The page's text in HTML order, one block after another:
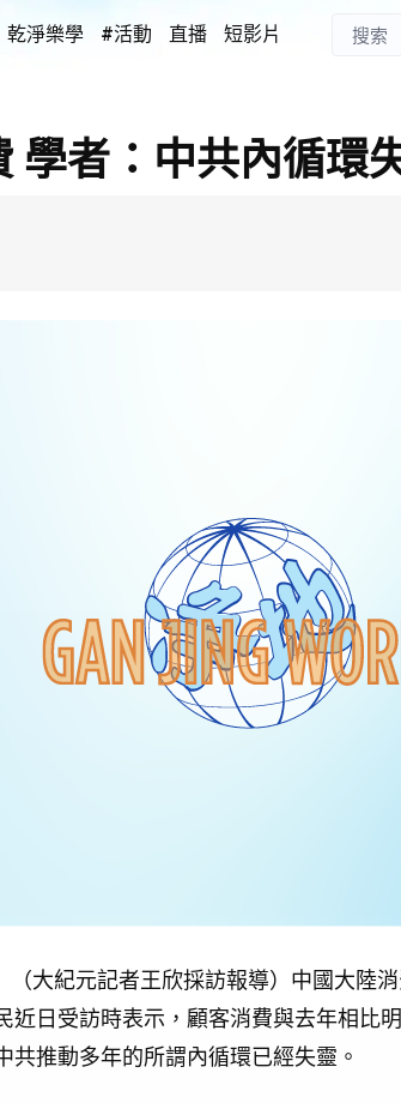
乾淨樂學 #活動 直播 短影片
學者：中共內循環
（大紀元記者王欣採訪報導）中國大陸
近日受訪時表示，顧客消費與去年相比
共推動多年的所謂內循環已經失靈。